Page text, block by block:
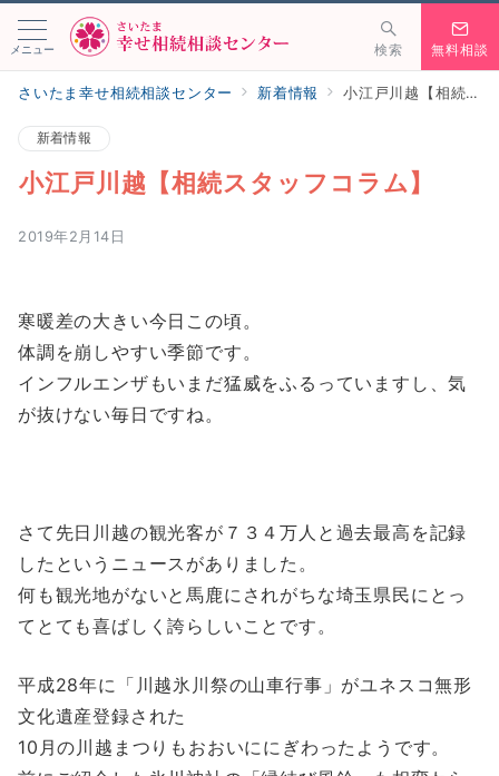
メニュー 検索 無料相談
さいたま幸せ相続相談センター 新着情報 小江戸川越【相続スタッフコラム】
新着情報
小江戸川越【相続スタッフコラム】
2019年2月14日
寒暖差の大きい今日この頃。
体調を崩しやすい季節です。
インフルエンザもいまだ猛威をふるっていますし、気
が抜けない毎日ですね。
さて先日川越の観光客が７３４万人と過去最高を記録
したというニュースがありました。
何も観光地がないと馬鹿にされがちな埼玉県民にとっ
てとても喜ばしく誇らしいことです。
平成28年に「川越氷川祭の山車行事」がユネスコ無形
文化遺産登録された
10月の川越まつりもおおいににぎわったようです。